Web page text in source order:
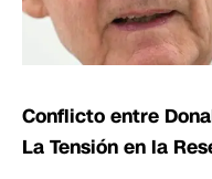
Conflicto entre
La Tensión en la